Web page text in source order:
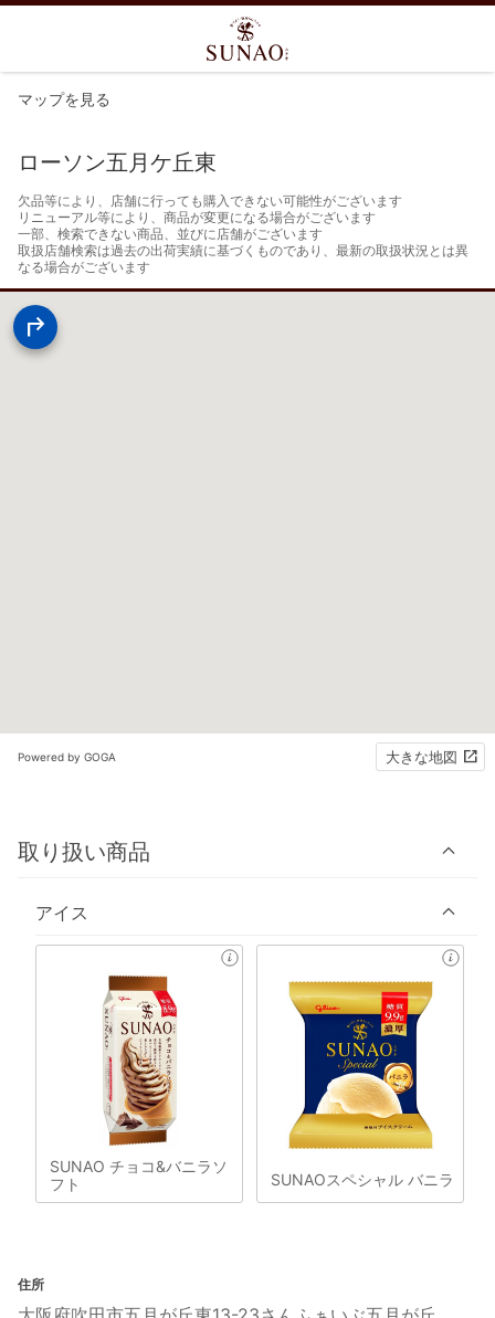
マップを見る
ローソン五月ケ丘東
欠品等により、店舗に行っても購入できない可能性がございます
リニューアル等により、商品が変更になる場合がございます
一部、検索できない商品、並びに店舗がございます
取扱店舗検索は過去の出荷実績に基づくものであり、最新の取扱状況とは異
なる場合がございます
Powered by GOGA 大きな地図
取り扱い商品
アイス
SUNAO チョコ&バニラソ
フト
SUNAOスペシャル バニラ
住所